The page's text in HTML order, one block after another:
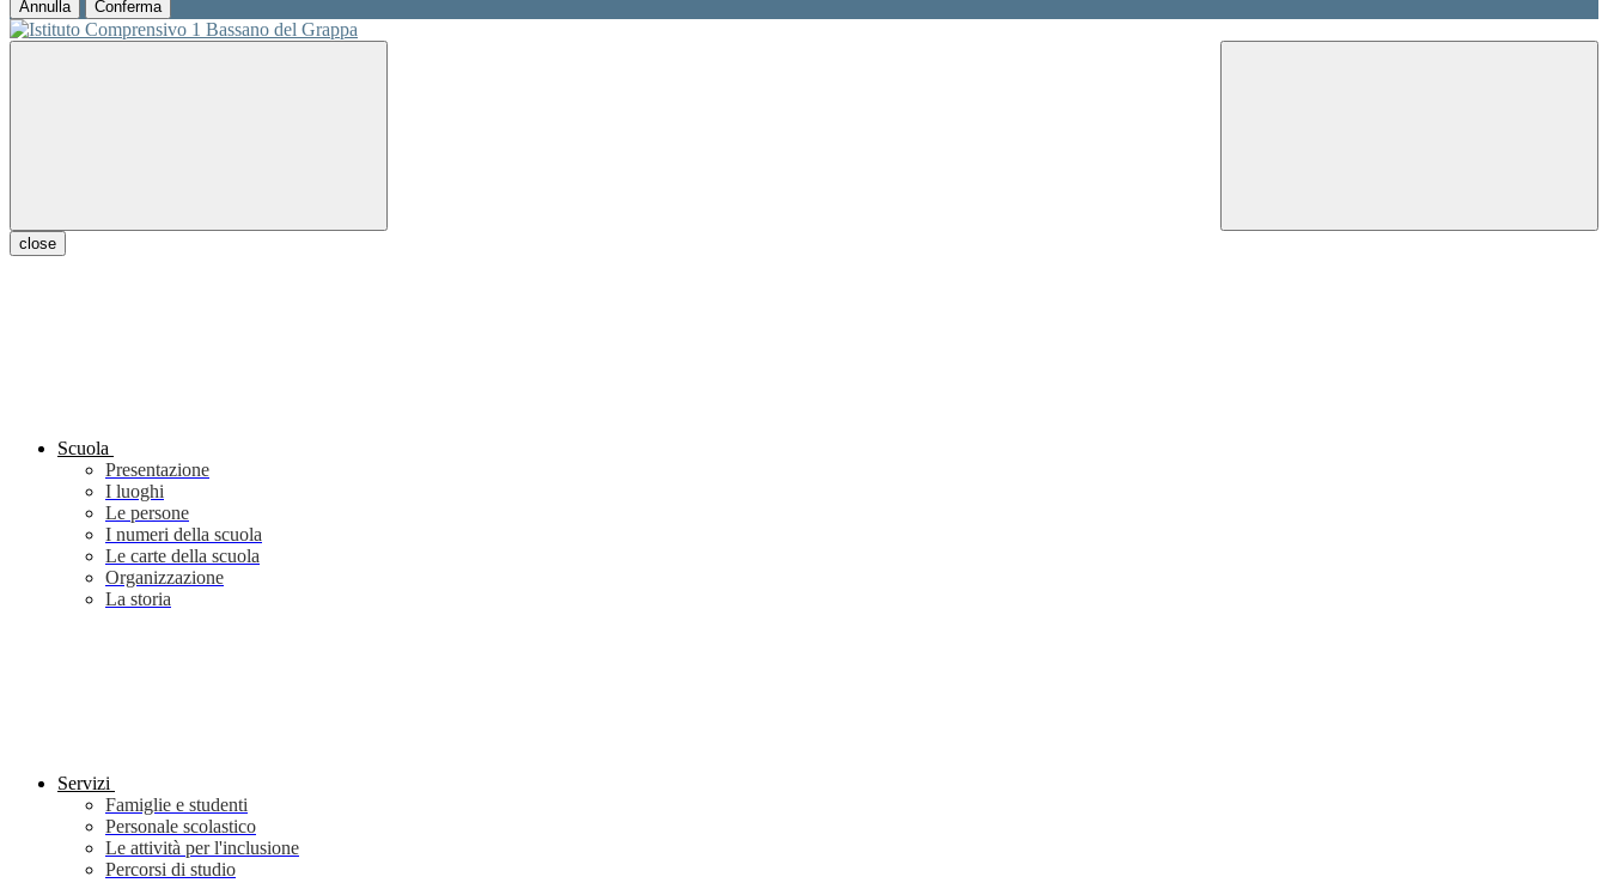
Annulla Conferma
close
Scuola
Presentazione
I luoghi
Le persone
I numeri della scuola
Le carte della scuola
Organizzazione
La storia
Servizi
Famiglie e studenti
Personale scolastico
Le attività per l'inclusione
Percorsi di studio